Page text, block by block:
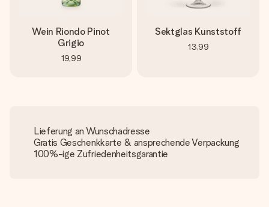
Wein Riondo Pinot
Grigio
19,99
Sektglas Kunststoff
13,99
Lieferung an Wunschadresse
Gratis Geschenkkarte & ansprechende Verpackung
100%-ige Zufriedenheitsgarantie